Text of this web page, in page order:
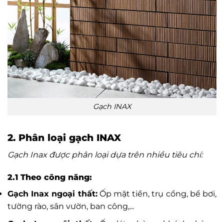
Gạch INAX
2. Phân loại gạch INAX
Gạch Inax được phân loại dựa trên nhiều tiêu chí:
2.1 Theo công năng:
Gạch Inax ngoại thất:Ốp mặt tiền, trụ cổng, bể bơi,
tường rào, sân vườn, ban công,...